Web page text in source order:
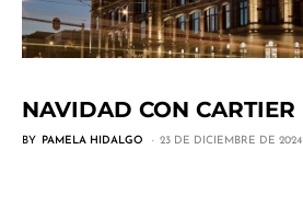
NAVIDAD CON CARTIER
BY PAMELA HIDALGO 23 DE DICIEMBRE DE 2024